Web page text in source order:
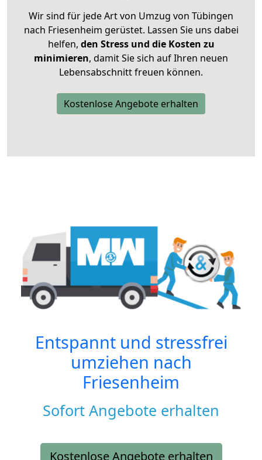
Wir sind für jede Art von Umzug von Tübingen
nach Friesenheim gerüstet. Lassen Sie uns dabei
helfen, den Stress und die Kosten zu
minimieren, damit Sie sich auf Ihren neuen
Lebensabschnitt freuen können.
Kostenlose Angebote erhalten
Entspannt und stressfrei
umziehen nach
Friesenheim
Sofort Angebote erhalten
Kostenlose Angebote erhalten